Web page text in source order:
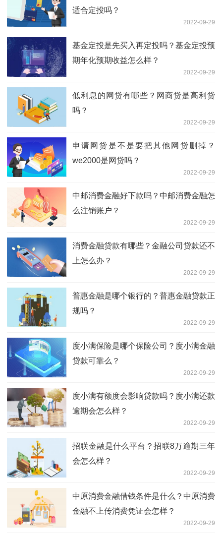
适合定投吗？
2022-09-29
基金定投是先买入再定投吗？基金定投预
期年化预期收益怎么样？
2022-09-29
低利息的网贷有哪些？网商贷是高利贷
吗？
2022-09-29
申请网贷是不是要把其他网贷删掉？
we2000是网贷吗？
2022-09-29
中邮消费金融好下款吗？中邮消费金融怎
么注销账户？
2022-09-29
消费金融贷款有哪些？金融公司贷款还不
上怎么办？
2022-09-29
普惠金融是哪个银行的？普惠金融贷款正
规吗？
2022-09-29
度小满保险是哪个保险公司？度小满金融
贷款可靠么？
2022-09-29
度小满有额度会影响贷款吗？度小满还款
逾期会怎么样？
2022-09-29
招联金融是什么平台？招联8万逾期三年
会怎么样？
2022-09-29
中原消费金融借钱条件是什么？中原消费
金融不上传消费凭证会怎样？
2022-09-29